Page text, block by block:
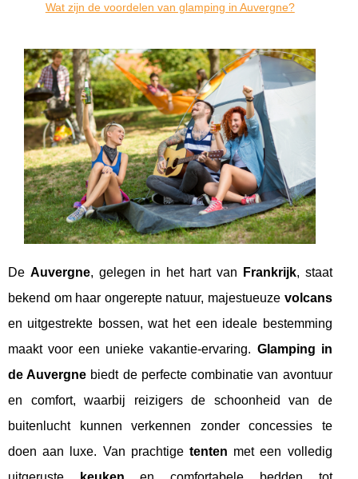
Wat zijn de voordelen van glamping in Auvergne?
De Auvergne, gelegen in het hart van Frankrijk, staat
bekend om haar ongerepte natuur, majestueuze volcans
en uitgestrekte bossen, wat het een ideale bestemming
maakt voor een unieke vakantie-ervaring. Glamping in
de Auvergne biedt de perfecte combinatie van avontuur
en comfort, waarbij reizigers de schoonheid van de
buitenlucht kunnen verkennen zonder concessies te
doen aan luxe. Van prachtige tenten met een volledig